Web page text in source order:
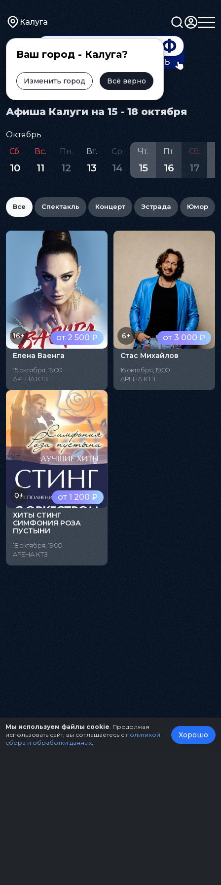
Калуга
Ваш город - Калуга?
Изменить город Всё верно
Главная Афиша
Афиша Калуги на 15 - 18 октября
Октябрь
Сб.
10
Вс.
11
Пн.
12
Вт.
13
Ср.
14
Чт.
15
Пт.
16
Сб.
17
Все Спектакль Концерт Эстрада Юмор
от 2 500 ₽
16+
Елена Ваенга
15 октября, 19:00
АРЕНА КТЗ
от 3 000 ₽
6+
Стас Михайлов
16 октября, 19:00
АРЕНА КТЗ
от 1 200 ₽
0+
ХИТЫ СТИНГ
СИМФОНИЯ РОЗА
ПУСТЫНИ
18 октября, 19:00
АРЕНА КТЗ
Мы используем файлы cookie . Продолжая
использовать сайт, вы соглашаетесь с политикой
сбора и обработки данных
Хорошо